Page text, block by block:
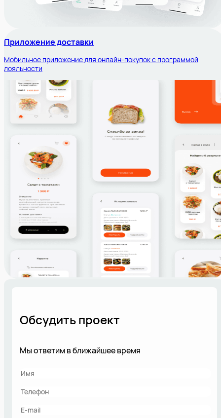
Приложение доставки
Мобильное приложение для онлайн-покупок с программой
лояльности
Обсудить проект
Мы ответим в ближайшее время